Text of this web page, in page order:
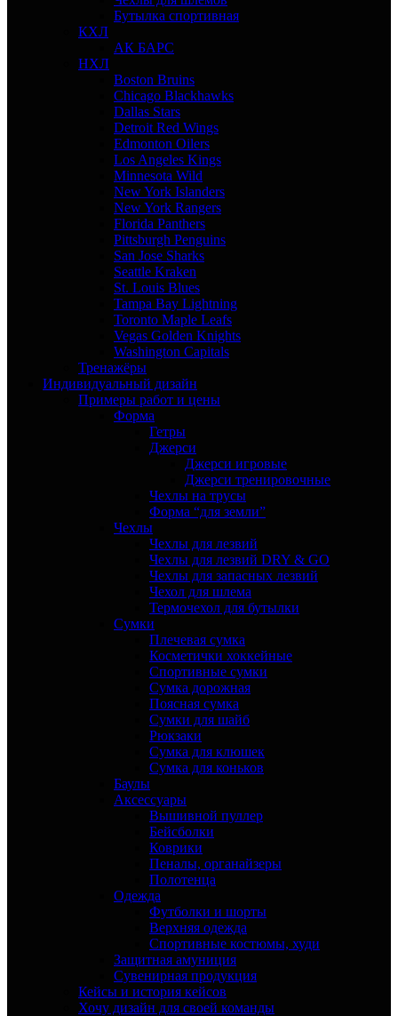
Бутылка спортивная
КХЛ
АК БАРС
НХЛ
Boston Bruins
Chicago Blackhawks
Dallas Stars
Detroit Red Wings
Edmonton Oilers
Los Angeles Kings
Minnesota Wild
New York Islanders
New York Rangers
Florida Panthers
Pittsburgh Penguins
San Jose Sharks
Seattle Kraken
St. Louis Blues
Tampa Bay Lightning
Toronto Maple Leafs
Vegas Golden Knights
Washington Capitals
Тренажёры
Индивидуальный дизайн
Примеры работ и цены
Форма
Гетры
Джерси
Джерси игровые
Джерси тренировочные
Чехлы на трусы
Форма “для земли”
Чехлы
Чехлы для лезвий
Чехлы для лезвий DRY & GO
Чехлы для запасных лезвий
Чехол для шлема
Термочехол для бутылки
Сумки
Плечевая сумка
Косметички хоккейные
Спортивные сумки
Сумка дорожная
Поясная сумка
Сумки для шайб
Рюкзаки
Сумка для клюшек
Сумка для коньков
Баулы
Аксессуары
Вышивной пуллер
Бейсболки
Коврики
Пеналы, органайзеры
Полотенца
Одежда
Футболки и шорты
Верхняя одежда
Спортивные костюмы, худи
Защитная амуниция
Сувенирная продукция
Кейсы и история кейсов
Хочу дизайн для своей команды